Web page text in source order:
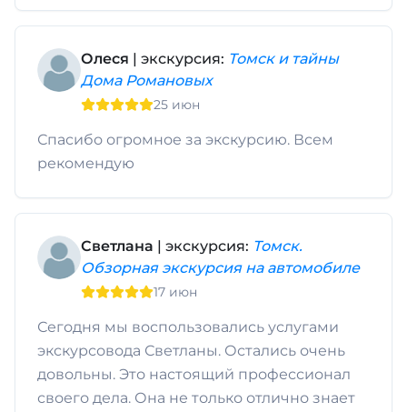
Олеся | экскурсия: Томск и тайны
Дома Романовых
25 июн
Спасибо огромное за экскурсию. Всем
рекомендую
Светлана | экскурсия: Томск.
Обзорная экскурсия на автомобиле
17 июн
Сегодня мы воспользовались услугами
экскурсовода Светланы. Остались очень
довольны. Это настоящий профессионал
своего дела. Она не только отлично знает